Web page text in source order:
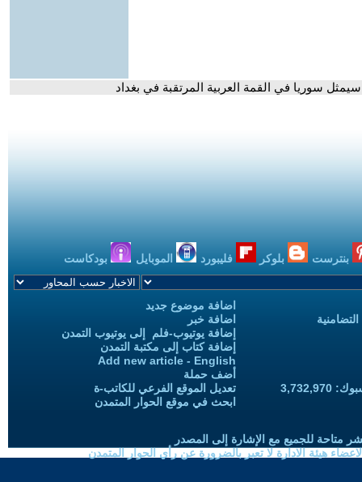
سوريا في القمة العربية المرتقبة في بغداد
بنترست بلوكر فليبورد الموبايل بودكاست
اضافة موضوع جديد
اضافة خبر
إضافة يوتيوب-فلم إلى يوتيوب التمدن
إضافة كتاب إلى مكتبة التمدن
Add new article - English
أضف حملة
تعديل الموقع الفرعي للكاتب-ة
ابحث في موقع الحوار المتمدن
متاحة للجميع مع الإشارة إلى المصدر
هيئة الادارة لا تعبر بالضرورة عن رأي الحوار المتمدن